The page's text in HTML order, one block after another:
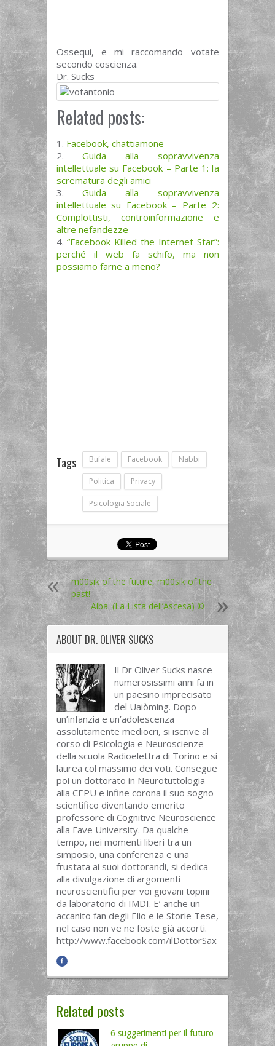
Ossequi, e mi raccomando votate
secondo coscienza.
Dr. Sucks
Related posts:
Facebook, chattiamone
Guida alla sopravvivenza
intellettuale su Facebook – Parte 1: la
scrematura degli amici
Guida alla sopravvivenza
intellettuale su Facebook – Parte 2:
Complottisti, controinformazione e
altre nefandezze
“Facebook Killed the Internet Star”:
perché il web fa schifo, ma non
possiamo farne a meno?
Tags Bufale Facebook Nabbi
Politica Privacy
Psicologia Sociale
m00sik of the future, m00sik of the
past!
Alba: (La Lista dell’Ascesa) ©
ABOUT DR. OLIVER SUCKS
Il Dr Oliver Sucks nasce
numerosissimi anni fa in
un paesino imprecisato
del Uaiòming. Dopo
un’infanzia e un’adolescenza
assolutamente mediocri, si iscrive al
corso di Psicologia e Neuroscienze
della scuola Radioelettra di Torino e si
laurea col massimo dei voti. Consegue
poi un dottorato in Neurotuttologia
alla CEPU e infine corona il suo sogno
scientifico diventando emerito
professore di Cognitive Neuroscience
alla Fave University. Da qualche
tempo, nei momenti liberi tra un
simposio, una conferenza e una
frustata ai suoi dottorandi, si dedica
alla divulgazione di argomenti
neuroscientifici per voi giovani topini
da laboratorio di IMDI. E’ anche un
accanito fan degli Elio e le Storie Tese,
nel caso non ve ne foste già accorti.
http://www.facebook.com/ilDottorSax
Related posts
6 suggerimenti per il futuro